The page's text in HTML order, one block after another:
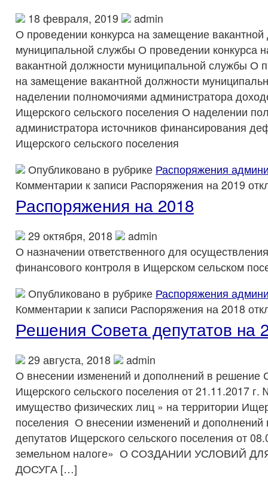
18 февраля, 2019
admin
О проведении конкурса на замещение
муниципальной службы О проведении конкурса
вакантной должности муниципальной службы О
на замещение вакантной должности
наделении полномочиями администратора
Ищерского сельского поселения О наделении
администратора источников финансирования
Ищерского сельского поселения
Опубликовано в рубрике Распоряжения
Комментарии к записи Распоряжения на 2019
Распоряжения на 2018
29 октября, 2018
admin
О назначении ответственного для
финансового контроля в Ищерском сельском
Опубликовано в рубрике Распоряжения
Комментарии к записи Распоряжения на 2018
Решения Совета депутатов на
29 августа, 2018
admin
О внесении изменений и дополнений в решение
Ищерского сельского поселения от 21.11.2017
имущество физических лиц » на территории
поселения О внесении изменений и
депутатов Ищерского сельского поселения от
земельном налоге» О СОЗДАНИИ УСЛОВИЙ
ДОСУГА […]